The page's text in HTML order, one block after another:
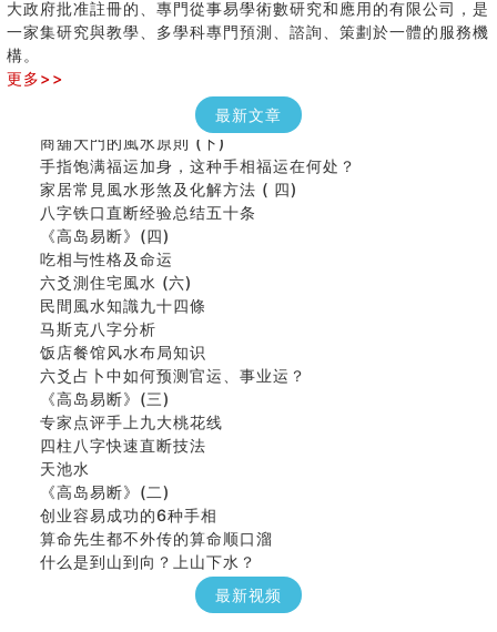
大政府批准註冊的、專門從事易學術數研究和應用的有限公司，是
一家集研究與教學、多學科專門預測、諮詢、策劃於一體的服務機
構。
更多>>
最新文章
女性起名的用字講究
香港巨富霍英東命造 (名人八字淺析十）
看字形结构推算出吉凶
七夕节 我国唯一一个以女性为主角传统节日
商舖大門的風水原則 (下)
手指饱满福运加身，这种手相福运在何处？
家居常見風水形煞及化解方法 ( 四)
八字铁口直断经验总结五十条
《高岛易断》(四)
吃相与性格及命运
六爻測住宅風水 (六)
民間風水知識九十四條
马斯克八字分析
饭店餐馆风水布局知识
六爻占卜中如何预测官运、事业运？
《高岛易断》(三)
专家点评手上九大桃花线
四柱八字快速直断技法
天池水
《高岛易断》(二)
创业容易成功的6种手相
算命先生都不外传的算命顺口溜
什么是到山到向？上山下水？
六爻算卦：我能面试升职吗？
最新视频